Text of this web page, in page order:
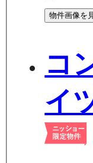
物件画像を
コ
イ